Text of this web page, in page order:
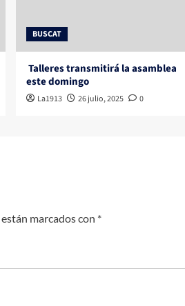
BUSCAT
Talleres transmitirá la asamblea
este domingo
La1913 26 julio, 2025 0
marcados con *